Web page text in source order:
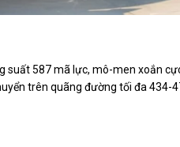
suất 587 mã lực, mô-men xoắn
trên quãng đường tối đa 434-